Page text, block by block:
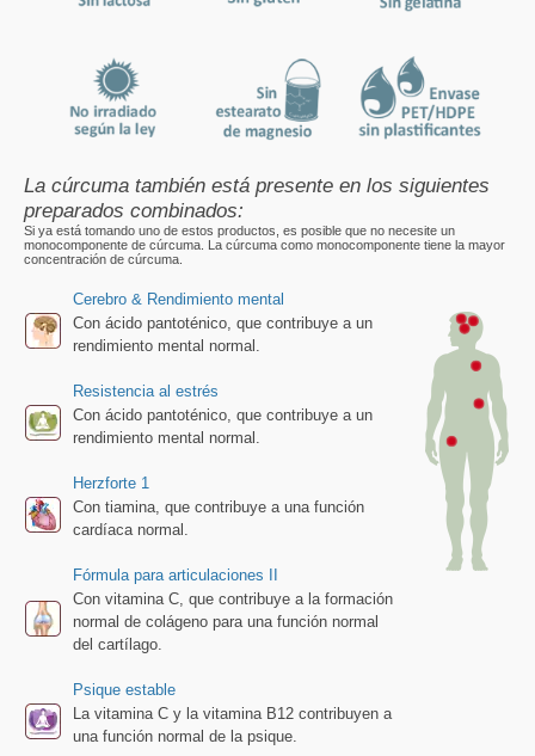
La cúrcuma también está presente en los siguientes
preparados combinados:
Si ya está tomando uno de estos productos, es posible que no necesite un
monocomponente de cúrcuma. La cúrcuma como monocomponente tiene la mayor
concentración de cúrcuma.
Cerebro & Rendimiento mental
Con ácido pantoténico, que contribuye a un
rendimiento mental normal.
Resistencia al estrés
Con ácido pantoténico, que contribuye a un
rendimiento mental normal.
Herzforte 1
Con tiamina, que contribuye a una función
cardíaca normal.
Fórmula para articulaciones II
Con vitamina C, que contribuye a la formación
normal de colágeno para una función normal
del cartílago.
Psique estable
La vitamina C y la vitamina B12 contribuyen a
una función normal de la psique.